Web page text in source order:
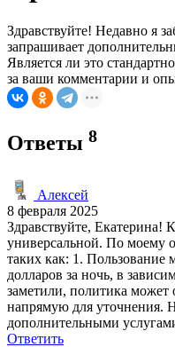
Здравствуйте! Недавно я
запрашивает
Является ли это
за ваши комментарии и
Ответы 8
Алексей
8 февраля 2025
Здравствуйте, Екатерина!
универсальной. По моему
таких как: 1. Пользование
долларов за ночь, в
заметили, политика может
напрямую для уточнения.
дополнительными
Ответить